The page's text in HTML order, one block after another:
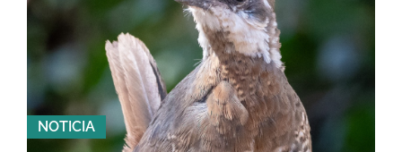
NOTICIA